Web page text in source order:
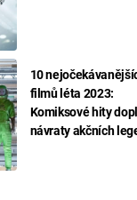
10
filmů léta 2023:
Komiksové hity
návraty akčních